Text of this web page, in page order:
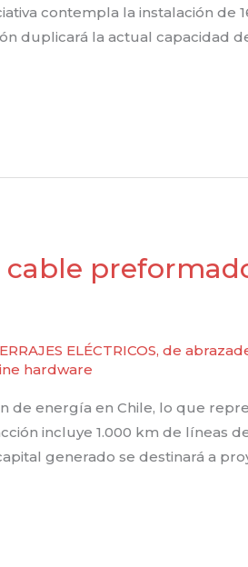
contempla la instalación
duplicará la actual capacidad
cable
ELÉCTRICOS,de
hardware
de energía en Chile, lo que
incluye 1.000 km de líneas
generado se destinará a